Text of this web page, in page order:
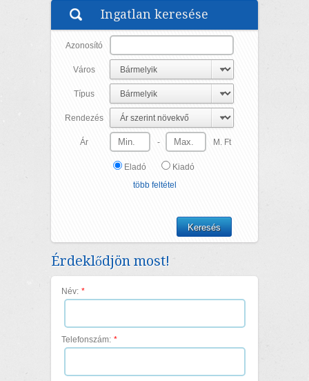
Ingatlan keresése
Azonosító
Város
Típus
Rendezés
Ár - M. Ft
Eladó
Kiadó
több feltétel
Érdeklődjön most!
Név: *
Telefonszám: *